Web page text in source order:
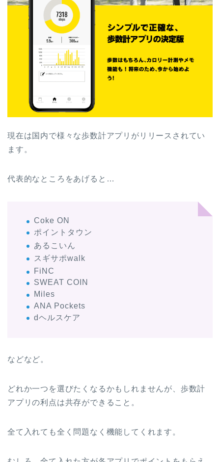
現在は国内で様々な歩数計アプリがリリースされてい
ます。
代表的なところをあげると…
Coke ON
ポイントタウン
あるこいん
スギサポwalk
FiNC
SWEAT COIN
Miles
ANA Pockets
dヘルスケア
などなど。
どれか一つを選びたくなるかもしれませんが、歩数計
アプリの利点は共存ができること。
全て入れても全く問題なく機能してくれます。